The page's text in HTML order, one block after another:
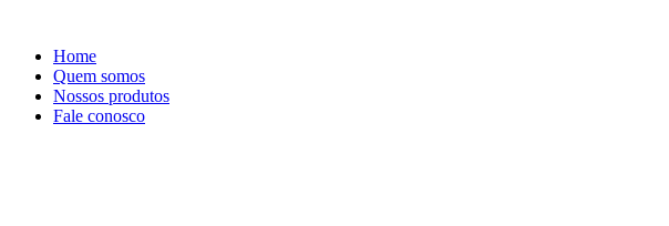
conteúdo
Home
Quem somos
Nossos produtos
Fale conosco